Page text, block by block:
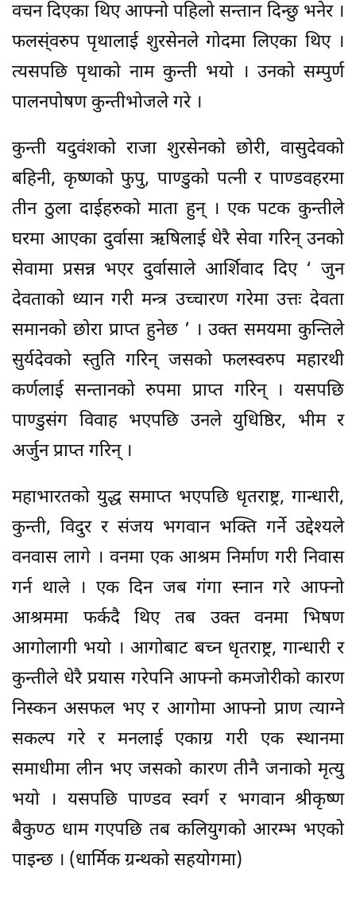
वचन दिएका थिए आफ्नो पहिलो सन्तान दिन्छु भनेर ।
फलस्ंवरुप पृथालाई शुरसेनले गोदमा लिएका थिए ।
त्यसपछि पृथाको नाम कुन्ती भयो । उनको सम्पुर्ण
पालनपोषण कुन्तीभोजले गरे ।
कुन्ती यदुवंशको राजा शुरसेनको छोरी, वासुदेवको
बहिनी, कृष्णको फुपु, पाण्डुको पत्नी र पाण्डवहरमा
तीन ठुला दाईहरुको माता हुन् । एक पटक कुन्तीले
घरमा आएका दुर्वासा ऋषिलाई धेरै सेवा गरिन् उनको
सेवामा प्रसन्न भएर दुर्वासाले आर्शिवाद दिए ‘ जुन
देवताको ध्यान गरी मन्त्र उच्चारण गरेमा उत्तः देवता
समानको छोरा प्राप्त हुनेछ ’ । उक्त समयमा कुन्तिले
सुर्यदेवको स्तुति गरिन् जसको फलस्वरुप महारथी
कर्णलाई सन्तानको रुपमा प्राप्त गरिन् । यसपछि
पाण्डुसंग विवाह भएपछि उनले युधिष्ठिर, भीम र
अर्जुन प्राप्त गरिन् ।
महाभारतको युद्ध समाप्त भएपछि धृतराष्ट्र, गान्धारी,
कुन्ती, विदुर र संजय भगवान भक्ति गर्ने उद्देश्यले
वनवास लागे । वनमा एक आश्रम निर्माण गरी निवास
गर्न थाले । एक दिन जब गंगा स्नान गरे आफ्नो
आश्रममा फर्कदै थिए तब उक्त वनमा भिषण
आगोलागी भयो । आगोबाट बच्न धृतराष्ट्र, गान्धारी र
कुन्तीले धेरै प्रयास गरेपनि आफ्नो कमजोरीको कारण
निस्कन असफल भए र आगोमा आफ्नो प्राण त्याग्ने
सकल्प गरे र मनलाई एकाग्र गरी एक स्थानमा
समाधीमा लीन भए जसको कारण तीनै जनाको मृत्यु
भयो । यसपछि पाण्डव स्वर्ग र भगवान श्रीकृष्ण
बैकुण्ठ धाम गएपछि तब कलियुगको आरम्भ भएको
पाइन्छ । (धार्मिक ग्रन्थको सहयोगमा)